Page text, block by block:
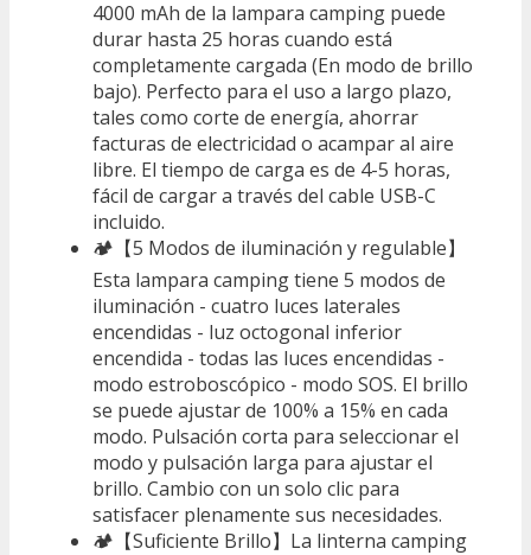
4000 mAh de la lampara camping puede
durar hasta 25 horas cuando está
completamente cargada (En modo de brillo
bajo). Perfecto para el uso a largo plazo,
tales como corte de energía, ahorrar
facturas de electricidad o acampar al aire
libre. El tiempo de carga es de 4-5 horas,
fácil de cargar a través del cable USB-C
incluido.
🏕【5 Modos de iluminación y regulable】
Esta lampara camping tiene 5 modos de
iluminación - cuatro luces laterales
encendidas - luz octogonal inferior
encendida - todas las luces encendidas -
modo estroboscópico - modo SOS. El brillo
se puede ajustar de 100% a 15% en cada
modo. Pulsación corta para seleccionar el
modo y pulsación larga para ajustar el
brillo. Cambio con un solo clic para
satisfacer plenamente sus necesidades.
🏕【Suficiente Brillo】La linterna camping